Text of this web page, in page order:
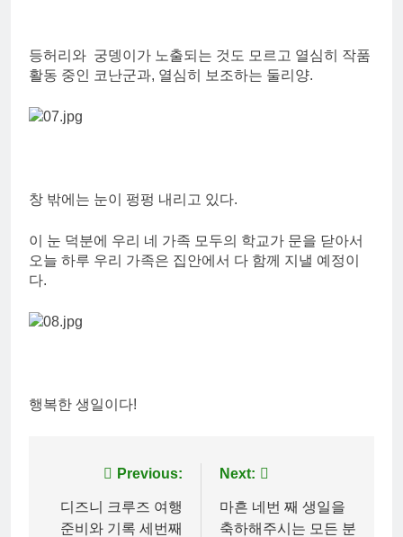
등허리와 궁뎅이가 노출되는 것도 모르고 열심히 작품
활동 중인 코난군과, 열심히 보조하는 둘리양.
창 밖에는 눈이 펑펑 내리고 있다.
이 눈 덕분에 우리 네 가족 모두의 학교가 문을 닫아서
오늘 하루 우리 가족은 집안에서 다 함께 지낼 예정이
다.
행복한 생일이다!
navigation
Previous:
디즈니 크루즈 여행
준비와 기록 세번째
Next:
마흔 네번 째 생일을
축하해주시는 모든 분